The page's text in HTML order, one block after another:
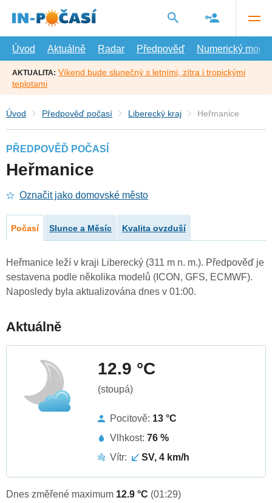
hlavní
Úvod
Aktuálně Radar Předpověď Numerický model
AKTUALITA: Víkend bude slunečný s letními, zítra i tropickými
teplotami
Úvod Předpověď počasí Liberecký kraj Heřmanice
PŘEDPOVĚĎ POČASÍ
Heřmanice
Označit jako domovské město
Počasí Slunce a Měsíc Kvalita ovzduší
Heřmanice leží v kraji Liberecký (311 m n. m.). Předpověď je
sestavena podle několika modelů (ICON, GFS, ECMWF).
Naposledy byla aktualizována dnes v 01:00.
Aktuálně
12.9 °C
(stoupá)
Pocitově: 13 °C
Vlhkost: 76 %
Vítr:
SV, 4 km/h
Dnes změřené maximum 12.9 °C (01:29)